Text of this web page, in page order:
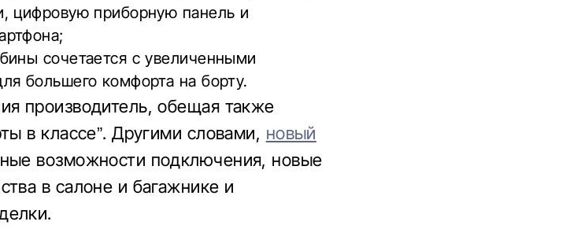
цифровую приборную панель и
сочетается с увеличенными
большего комфорта на борту.
производитель, обещая также
в классе”. Другими словами, новый
возможности подключения, новые
в салоне и багажнике и